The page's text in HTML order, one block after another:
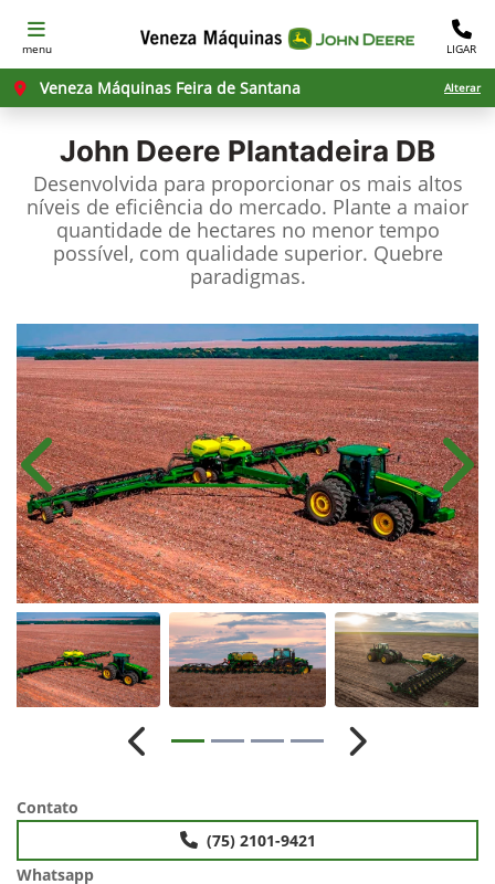
menu LIGAR
Veneza Máquinas Feira de Santana Alterar
John Deere Plantadeira DB
Desenvolvida para proporcionar os mais altos
níveis de eficiência do mercado. Plante a maior
quantidade de hectares no menor tempo
possível, com qualidade superior. Quebre
paradigmas.
Anterior
Anterior Próximo
Contato
(75) 2101-9421
Whatsapp